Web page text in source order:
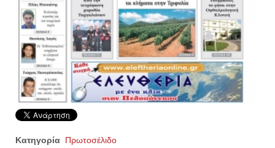
Κατηγορία Πρωτοσέλιδο